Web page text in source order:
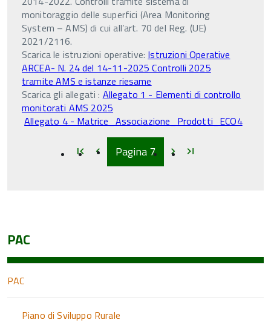
monitoraggio delle superfici (Area Monitoring
System – AMS) di cui all’art. 70 del Reg. (UE)
2021/2116.
Scarica le istruzioni operative: Istruzioni Operative
ARCEA- N. 24 del 14-11-2025 Controlli 2025
tramite AMS e istanze riesame
Scarica gli allegati : Allegato 1 - Elementi di controllo
monitorati AMS 2025
Allegato 4 - Matrice_Associazione_Prodotti_ECO4
first_page Inizio
chevron_left InizioPagina7 chevron_right Inizio
last_page
PAC
PAC
Piano di Sviluppo Rurale